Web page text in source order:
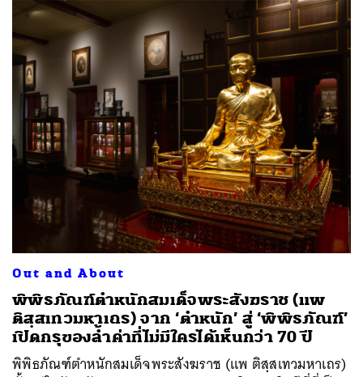
Out and About
พิพิธภัณฑ์ตำหนักสมเด็จพระสังฆราช (แพ
ติสฺสเทวมหาเถร) จาก ‘ตำหนัก’ สู่ ‘พิพิธภัณฑ์’
เปิดกรุของล้ำค่าที่ไม่มีใครได้เห็นกว่า 70 ปี
พิพิธภัณฑ์ตำหนักสมเด็จพระสังฆราช (แพ ติสฺสเทวมหาเถร)